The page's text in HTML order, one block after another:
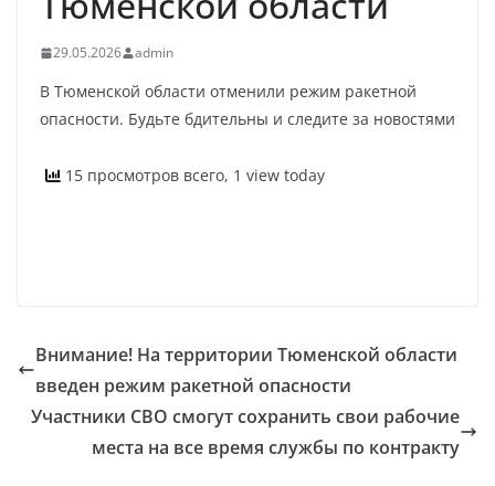
29.05.2026 admin
В Тюменской области отменили режим ракетной
опасности. Будьте бдительны и следите за новостями
15 просмотров всего, 1 view today
Внимание! На территории Тюменской области
введен режим ракетной опасности
Участники СВО смогут сохранить свои рабочие
места на все время службы по контракту